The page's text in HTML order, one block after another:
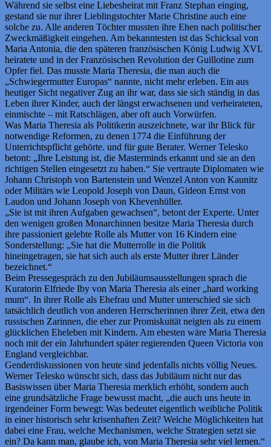
Während sie selbst eine Liebesheirat mit Franz Stephan einging,
gestand sie nur ihrer Lieblingstochter Marie Christine auch eine
solche zu. Alle anderen Töchter mussten ihre Ehen nach politischer
Zweckmäßigkeit eingehen. Am bekanntesten ist das Schicksal von
Maria Antonia, die den späteren französischen König Ludwig XVI.
heiratete und in der Französischen Revolution der Guillotine zum
Opfer fiel. Das musste Maria Theresia, die man auch die
„Schwiegermutter Europas“ nannte, nicht mehr erleben. Ein aus
heutiger Sicht negativer Zug an ihr war, dass sie sich ständig in das
Leben ihrer Kinder, auch der längst erwachsenen und verheirateten,
einmischte – mit Ratschlägen, aber oft auch Vorwürfen.
Was Maria Theresia als Politikerin auszeichnete, war ihr Blick für
notwendige Reformen, zu denen 1774 die Einführung der
Unterrichtspflicht gehörte. und für gute Berater. Werner Telesko
betont: „Ihre Leistung ist, die Masterminds erkannt und sie an den
richtigen Stellen eingesetzt zu haben.“ Sie vertraute Diplomaten wie
Johann Christoph von Bartenstein und Wenzel Anton von Kaunitz
oder Militärs wie Leopold Joseph von Daun, Gideon Ernst von
Laudon und Johann Joseph von Khevenhüller.
„Sie ist mit ihren Aufgaben gewachsen“, betont der Experte. Unter
den wenigen großen Monarchinnen besitze Maria Theresia durch
ihre passioniert gelebte Rolle als Mutter von 16 Kindern eine
Sonderstellung: „Sie hat die Mutterrolle in die Politik
hineingetragen, sie hat sich auch als erste Mutter ihrer Länder
bezeichnet.“
Beim Pressegespräch zu den Jubiläumsausstellungen sprach die
Kuratorin Elfriede Iby von Maria Theresia als einer „hard working
mum“. In ihrer Rolle als Ehefrau und Mutter unterschied sie sich
tatsächlich deutlich von anderen Herrscherinnen ihrer Zeit, etwa den
russischen Zarinnen, die eher zur Promiskuität neigten als zu einem
glücklichen Eheleben mit Kindern. Am ehesten wäre Maria Theresia
noch mit der ein Jahrhundert später regierenden Queen Victoria von
England vergleichbar.
Genderdiskussionen von heute sind jedenfalls nichts völlig Neues.
Werner Telesko wünscht sich, dass das Jubiläum nicht nur das
Basiswissen über Maria Theresia merklich erhöht, sondern auch
eine grundsätzliche Frage bewusst macht, „die auch uns heute in
irgendeiner Form bewegt: Was bedeutet eigentlich weibliche Politik
in einer historisch sehr krisenhaften Zeit? Welche Möglichkeiten hat
dabei eine Frau, welche Mechanismen, welche Strategien setzt sie
ein? Da kann man, glaube ich, von Maria Theresia sehr viel lernen.“